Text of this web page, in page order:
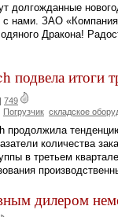
долгожданные
нами. ЗАО
Дракона!
итоги
| 749
Погрузчик складское
продолжила
количества
в третьем
дилером